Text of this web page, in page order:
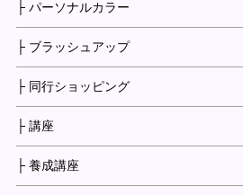
├ パーソナルカラー
├ ブラッシュアップ
├ 同行ショッピング
├ 講座
├ 養成講座